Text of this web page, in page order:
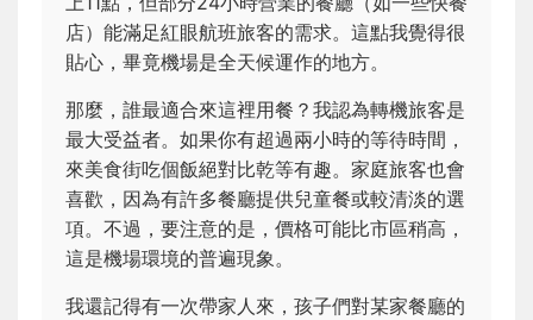
店）能滿足紅眼航班旅客的需求。這點我覺得很
貼心，畢竟機場是全天候運作的地方。
那麼，誰最適合來這裡用餐？我認為轉機旅客是
最大受益者。如果你有超過兩小時的等待時間，
來美食街吃個飯絕對比乾等有趣。家庭旅客也會
喜歡，因為有許多餐廳提供兒童餐或較清淡的選
項。不過，要注意的是，價格可能比市區稍高，
這是機場環境的普遍現象。
我還記得有一次帶家人來，孩子們對某家餐廳的